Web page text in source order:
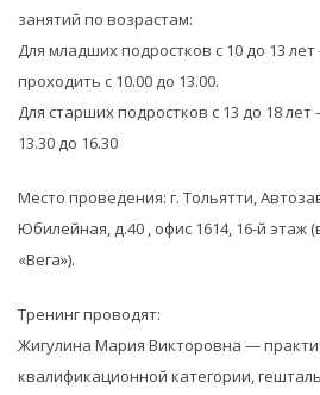
занятий по возрастам:
Для младших подростков с 10 до 13
проходить с 10.00 до 13.00.
Для старших подростков с 13 до 18
13.30 до 16.30
Место проведения: г. Тольятти,
Юбилейная, д.40 , офис 1614, 16-й этаж
«Вега»).
Тренинг проводят:
Жигулина Мария Викторовна —
квалификационной категории,